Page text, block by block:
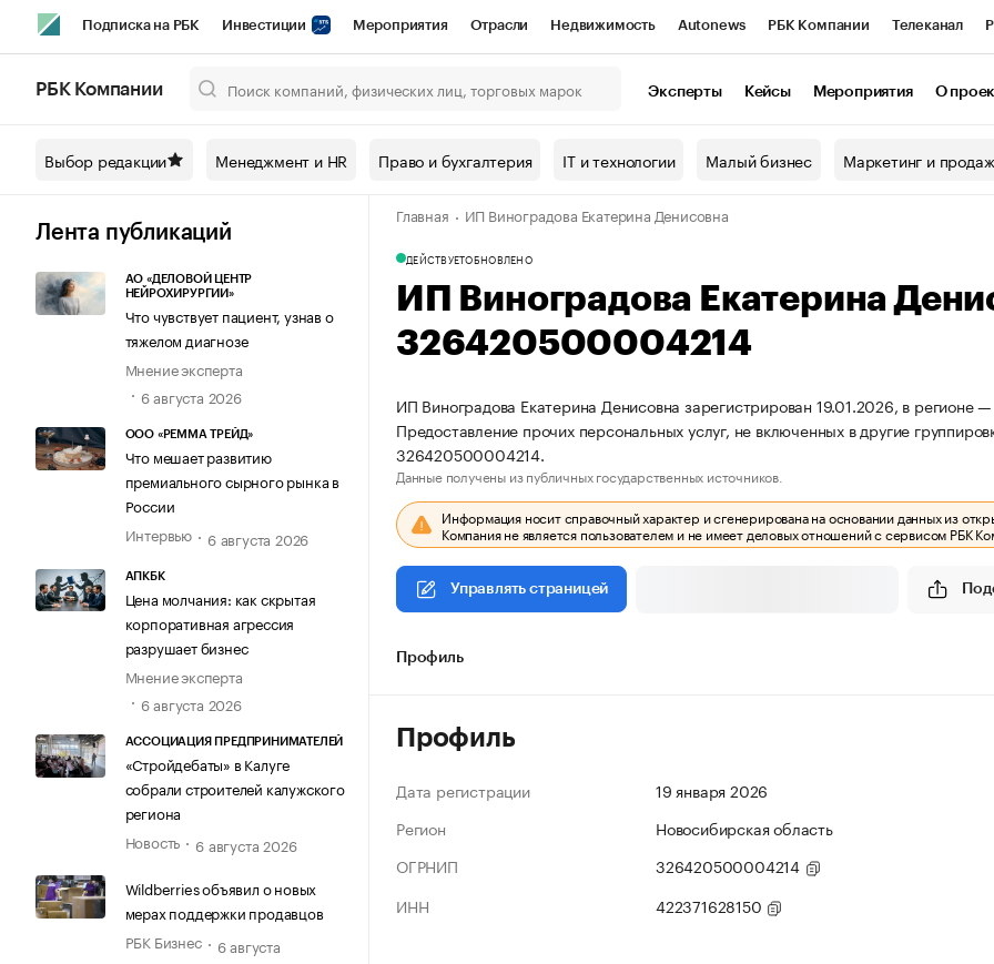
Подписка на РБК Инвестиции Мероприятия Отрасли Недвижимость Autonews РБК Компании Телеканал
Спецпроекты СПб Конференции СПб Спецпроекты Проверка контрагентов
Технологии и медиа Рынок наличной валюты
РБК Компании Эксперты Кейсы Мероприятия О
Выбор редакции Менеджмент и HR Право и бухгалтерия IT и технологии Малый бизнес Маркетинг и
Лента публикаций
АО «ДЕЛОВОЙ ЦЕНТР
НЕЙРОХИРУРГИИ»
Что чувствует пациент, узнав о
тяжелом диагнозе
Мнение эксперта
6 августа 2026
ООО «РЕММА ТРЕЙД»
Что мешает развитию
премиального сырного рынка в
России
Интервью
6 августа 2026
АПКБК
Цена молчания: как скрытая
корпоративная агрессия
разрушает бизнес
Мнение эксперта
6 августа 2026
АССОЦИАЦИЯ ПРЕДПРИНИМАТЕЛЕЙ
«Стройдебаты» в Калуге
собрали строителей калужского
региона
Новость
6 августа 2026
Wildberries объявил о новых
мерах поддержки продавцов
РБК Бизнес
6 августа
Главная ИП Виноградова Екатерина Денисовна
ДЕЙСТВУЕТОБНОВЛЕНО
ИП Виноградова Екатерина
326420500004214
ИП Виноградова Екатерина Денисовна зарегистрирован 19.01.2026, в регионе
Предоставление прочих персональных услуг, не включенных в другие
326420500004214.
Данные получены из публичных государственных источников.
Информация носит справочный характер и сгенерирована на основании данных из
Компания не является пользователем и не имеет деловых отношений с сервисом РБК
Управлять страницей
Профиль
Профиль
Дата регистрации
19 января 2026
Регион
Новосибирская область
ОГРНИП
326420500004214
ИНН
422371628150